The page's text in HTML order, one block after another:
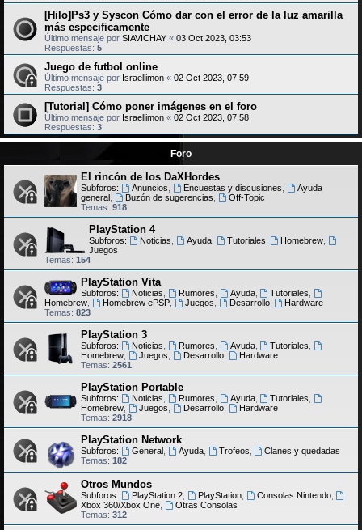
[Hilo]Ps3 y Syscon Cómo dar con el error de la luz amarilla
más especificamente
Último mensaje por SIAVICHAY « 03 Oct 2023, 03:53
Respuestas: 5
Juego de futbol online
Último mensaje por Israellimon « 02 Oct 2023, 07:59
Respuestas: 3
[Tutorial] Cómo poner imágenes en el foro
Último mensaje por Israellimon « 02 Oct 2023, 07:58
Respuestas: 3
Foro
El rincón de los DaXHordes
Subforos: Anuncios Encuestas y discusiones
Ayuda
general
Buzón de sugerencias
Off-Topic
Temas: 918
PlayStation 4
Subforos: Noticias Ayuda, Tutoriales Homebrew
Juegos
Temas: 154
PlayStation Vita
Subforos: Noticias Rumores Ayuda, Tutoriales
Homebrew
Homebrew ePSP, Juegos Desarrollo,
Hardware
Temas: 823
PlayStation 3
Subforos: Noticias Rumores Ayuda, Tutoriales
Homebrew
Juegos Desarrollo,
Hardware
Temas: 2561
PlayStation Portable
Subforos: Noticias Rumores Ayuda, Tutoriales
Homebrew
Juegos Desarrollo,
Hardware
Temas: 2918
PlayStation Network
Subforos: General, Ayuda, Trofeos
Clanes y quedadas
Temas: 182
Otros Mundos
Subforos: PlayStation 2, PlayStation, Consolas Nintendo,
Xbox 360/Xbox One
Otras Consolas
Temas: 312